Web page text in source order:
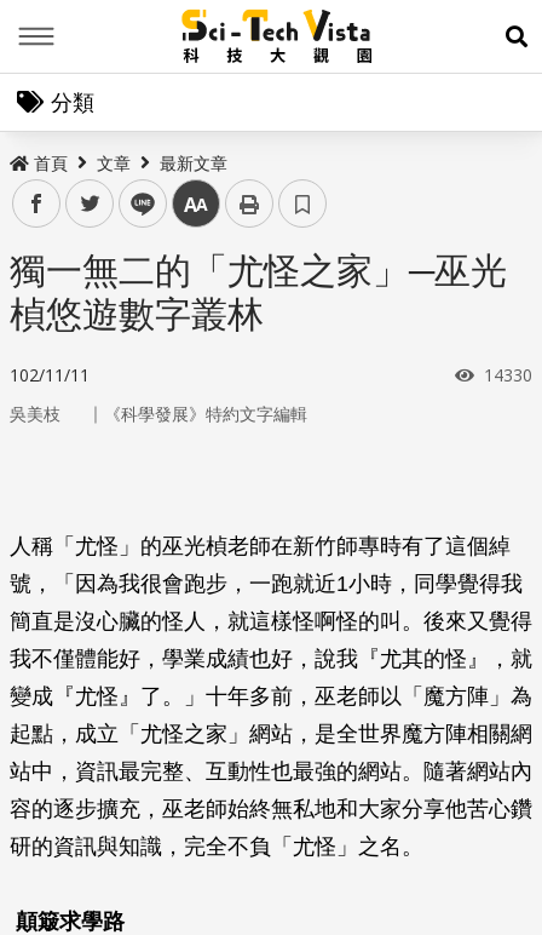
展
分類
首頁 文章 最新文章
facebooktwitter line 中
獨一無二的「尤怪之家」─巫光
楨悠遊數字叢林
102/11/11 瀏覽次
14330
吳美枝 ｜ 《科學發展》特約文字編輯
人稱「尤怪」的巫光楨老師在新竹師專時有了這個綽
號，「因為我很會跑步，一跑就近1小時，同學覺得我
簡直是沒心臟的怪人，就這樣怪啊怪的叫。後來又覺得
我不僅體能好，學業成績也好，說我『尤其的怪』，就
變成『尤怪』了。」十年多前，巫老師以「魔方陣」為
起點，成立「尤怪之家」網站，是全世界魔方陣相關網
站中，資訊最完整、互動性也最強的網站。隨著網站內
容的逐步擴充，巫老師始終無私地和大家分享他苦心鑽
研的資訊與知識，完全不負「尤怪」之名。
顛簸求學路